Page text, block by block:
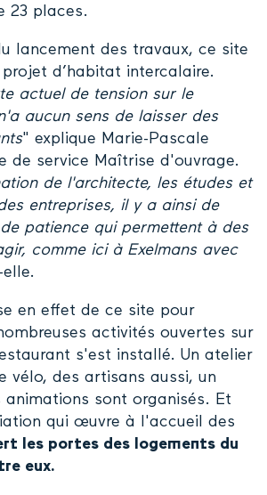
23 places.
lancement des travaux, ce site
projet d’habitat intercalaire.
actuel de tension sur le
aucun sens de laisser des
" explique Marie-Pascale
de service Maîtrise d'ouvrage.
de l'architecte, les études et
entreprises, il y a ainsi de
patience qui permettent à des
comme ici à Exelmans avec
en effet de ce site pour
activités ouvertes sur
s'est installé. Un atelier
vélo, des artisans aussi, un
sont organisés. Et
qui œuvre à l'accueil des
les portes des logements du
eux.